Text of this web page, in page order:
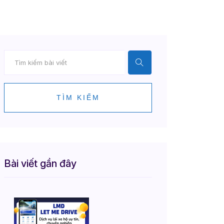
TÌM KIẾM
Bài viết gần đây